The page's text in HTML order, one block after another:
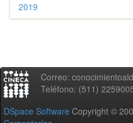
2019
Correo:
Teléfono: (511)
DSpace Software Copyright ©